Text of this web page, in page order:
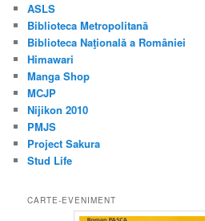
ASLS
Biblioteca Metropolitană
Biblioteca Naţională a României
Himawari
Manga Shop
MCJP
Nijikon 2010
PMJS
Project Sakura
Stud Life
CARTE-EVENIMENT